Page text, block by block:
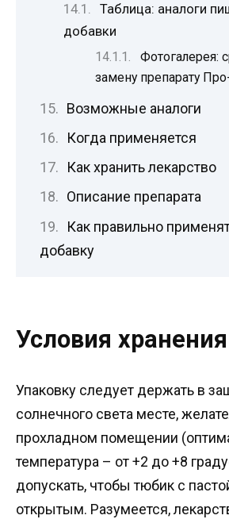
Таблица: аналоги
добавки
Фотогалерея:
замену препарату
Возможные аналоги
Когда применяется
Как хранить лекарство
Описание препарата
Как правильно
добавку
Условия хранения
Упаковку следует держать в
солнечного света месте,
прохладном помещении
температура – от +2 до +8
допускать, чтобы тюбик с
открытым. Разумеется,